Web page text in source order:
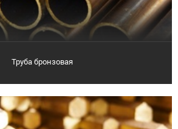
Труба бронзовая